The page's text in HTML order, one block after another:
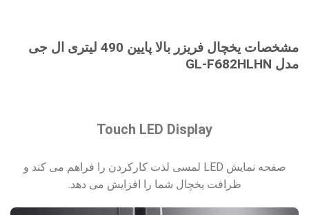
مشخصات یخچال فریزر بالا پایین 490 لیتری ال جی
مدل GL-F682HLHN
Touch LED Display
صفحه نمایش LED لمسی لذت کارکردن را فراهم می کند و
ظرافت یخچال شما را افزایش می دهد.